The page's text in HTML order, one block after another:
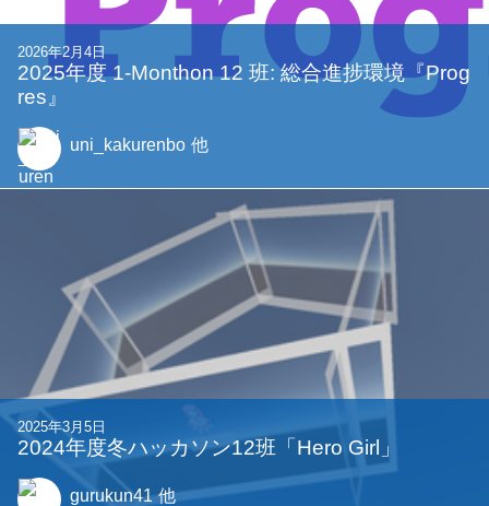
2026年2月4日
2025年度 1-Monthon 12 班: 総合進捗環境『Prog
res』
uni_kakurenbo 他
2025年3月5日
2024年度冬ハッカソン12班「Hero Girl」
gurukun41 他